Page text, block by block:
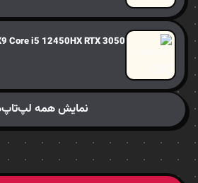
Core i5 12450HX RTX 3050
نمایش همه